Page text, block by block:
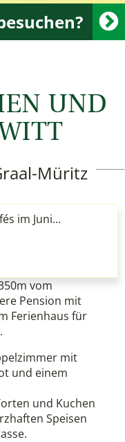
UND
Müritz
im Juni...
vom
Pension mit
Ferienhaus für
mit
und einem
und Kuchen
Speisen